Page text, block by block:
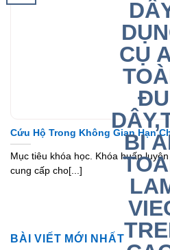
Cứu Hộ Trong Không Gian Hạn
Mục tiêu khóa học. Khóa huấn
cung cấp cho[...]
BÀI VIẾT MỚI NHẤT